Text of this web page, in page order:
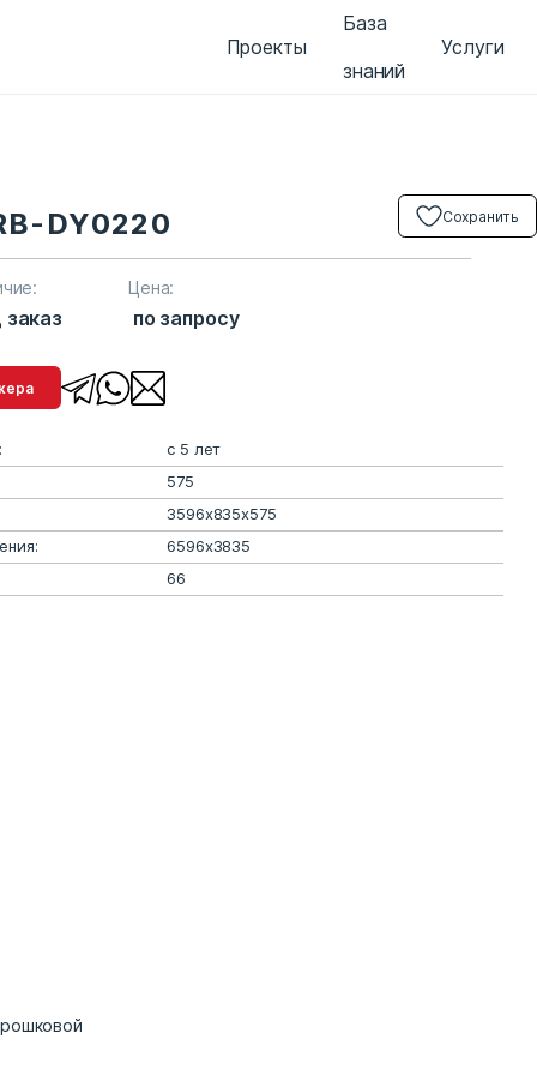
Проекты
База
знаний
Услуги
DY0220
Цена:
по запросу
Сохранить
с 5 лет
575
3596х835х575
6596х3835
66